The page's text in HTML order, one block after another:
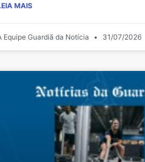
MAIS
Equipe Guardiã da Notícia 31/07/2026